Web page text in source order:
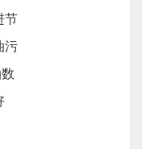
节
污